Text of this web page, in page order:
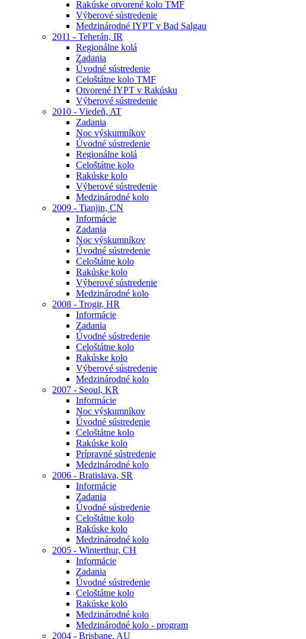
Rakúske otvorené kolo TMF
Výberové sústredenie
Medzinárodné IYPT v Bad Salgau
2011 - Teherán, IR
Regionálne kolá
Zadania
Úvodné sústredenie
Celoštátne kolo TMF
Otvorené IYPT v Rakúsku
Výberové sústredenie
2010 - Viedeň, AT
Zadania
Noc výskumníkov
Úvodné sústredenie
Regionálne kolá
Celoštátne kolo
Rakúske kolo
Výberové sústredenie
Medzinárodné kolo
2009 - Tianjin, CN
Informácie
Zadania
Noc výskumníkov
Úvodné sústredenie
Celoštátne kolo
Rakúske kolo
Výberové sústredenie
Medzinárodné kolo
2008 - Trogir, HR
Informácie
Zadania
Úvodné sústredenie
Celoštátne kolo
Rakúske kolo
Výberové sústredenie
Medzinárodné kolo
2007 - Seoul, KR
Informácie
Noc výskumníkov
Úvodné sústredenie
Celoštátne kolo
Rakúske kolo
Prípravné sústredenie
Medzinárodné kolo
2006 - Bratislava, SR
Informácie
Zadania
Úvodné sústredenie
Celoštátne kolo
Rakúske kolo
Medzinárodné kolo
2005 - Winterthur, CH
Informácie
Zadania
Úvodné sústredenie
Celoštátne kolo
Rakúske kolo
Medzinárodné kolo
Medzinárodné kolo - program
2004 - Brisbane, AU